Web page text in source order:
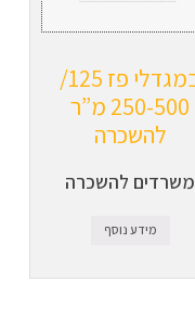
במגדלי פז 125/
250-500 מ”ר
להשכרה
משרדים להשכרה
מידע נוסף